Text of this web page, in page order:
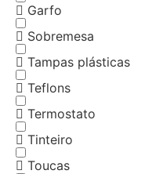
Garfo
Sobremesa
Tampas plásticas
Teflons
Termostato
Tinteiro
Toucas